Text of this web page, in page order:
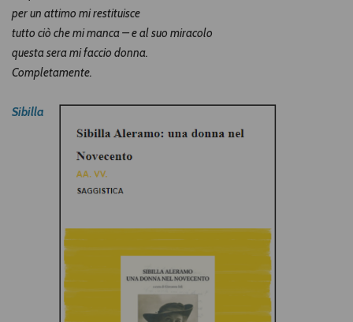
per un attimo mi restituisce
tutto ciò che mi manca – e al suo miracolo
questa sera mi faccio donna.
Completamente.
Sibilla